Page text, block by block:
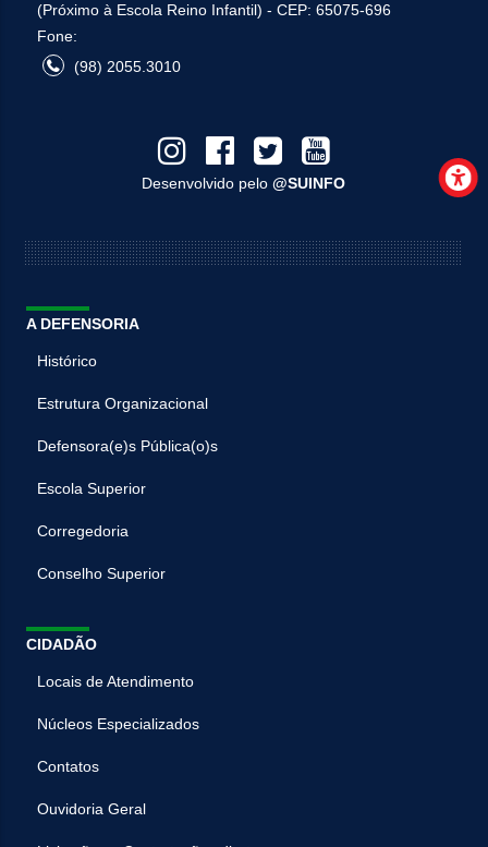
(Próximo à Escola Reino Infantil) - CEP: 65075-696
Fone:
(98) 2055.3010
Desenvolvido pelo@SUINFO
A DEFENSORIA
Histórico
Estrutura Organizacional
Defensora(e)s Pública(o)s
Escola Superior
Corregedoria
Conselho Superior
CIDADÃO
Locais de Atendimento
Núcleos Especializados
Contatos
Ouvidoria Geral